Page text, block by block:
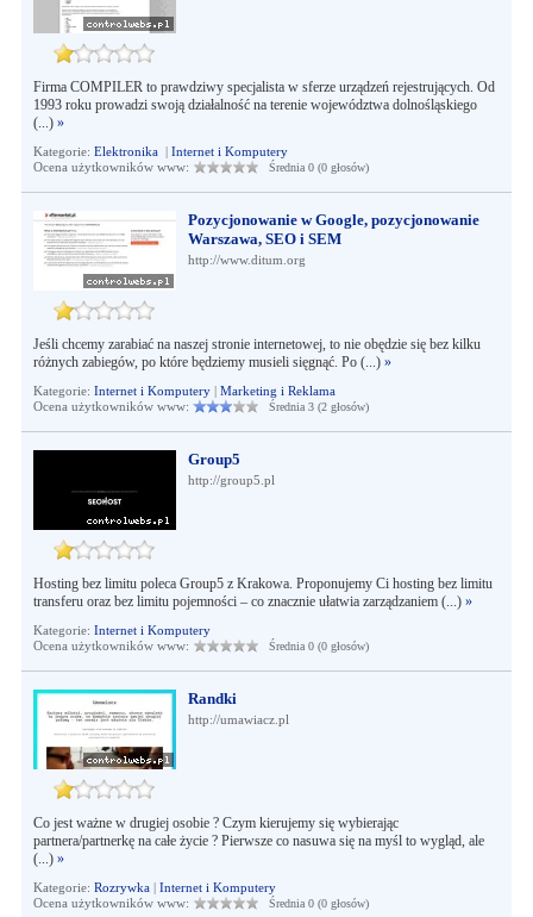
Firma COMPILER to prawdziwy specjalista w sferze urządzeń rejestrujących. Od
1993 roku prowadzi swoją działalność na terenie województwa dolnośląskiego
(...) »
Kategorie: Elektronika | Internet i Komputery
Ocena użytkowników www:
Średnia 0 (0 głosów)
Pozycjonowanie w Google, pozycjonowanie
Warszawa, SEO i SEM
http://www.ditum.org
Jeśli chcemy zarabiać na naszej stronie internetowej, to nie obędzie się bez kilku
różnych zabiegów, po które będziemy musieli sięgnąć. Po (...) »
Kategorie: Internet i Komputery| Marketing i Reklama
Ocena użytkowników www:
Średnia 3 (2 głosów)
Group5
http://group5.pl
Hosting bez limitu poleca Group5 z Krakowa. Proponujemy Ci hosting bez limitu
transferu oraz bez limitu pojemności – co znacznie ułatwia zarządzaniem (...) »
Kategorie: Internet i Komputery
Ocena użytkowników www:
Średnia 0 (0 głosów)
Randki
http://umawiacz.pl
Co jest ważne w drugiej osobie ? Czym kierujemy się wybierając
partnera/partnerkę na całe życie ? Pierwsze co nasuwa się na myśl to wygląd, ale
(...) »
Kategorie: Rozrywka| Internet i Komputery
Ocena użytkowników www:
Średnia 0 (0 głosów)